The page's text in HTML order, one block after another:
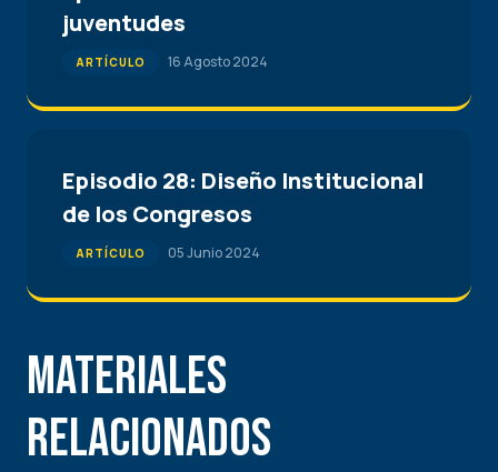
juventudes
ARTÍCULO 16 Agosto 2024
Episodio 28: Diseño Institucional
de los Congresos
ARTÍCULO 05 Junio 2024
Materiales
Relacionados